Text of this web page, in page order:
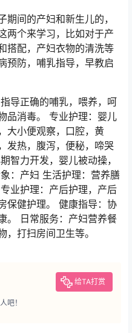
间的产妇和新生儿的，
两个来学习，比如对于产
搭配，产妇衣物的清洗等
预防，哺乳指导，早教启
导正确的哺乳，喂养，呵
品消毒。 专业护理：婴儿
大小便观察，口腔，黄
发热，腹泻，便秘，啼哭
智力开发，婴儿被动操，
：产妇 生活护理：营养膳
业护理：产后护理，产后
保健护理。 健康指导：协
。 日常服务：产妇营养餐
打扫房间卫生等。
给TA打赏
吧！